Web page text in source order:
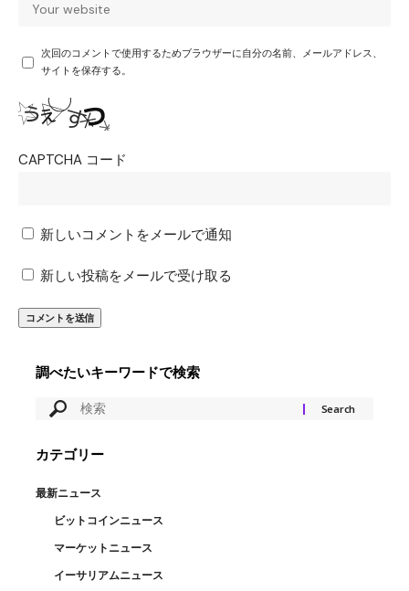
次回のコメントで使用するためブラウザーに自分の名前、メールアドレス、
サイトを保存する。
CAPTCHA コード
新しいコメントをメールで通知
新しい投稿をメールで受け取る
調べたいキーワードで検索
カテゴリー
最新ニュース
ビットコインニュース
マーケットニュース
イーサリアムニュース